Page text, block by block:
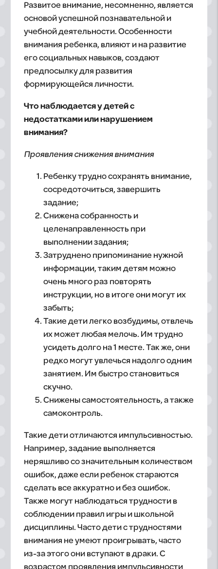
Развитое внимание, несомненно, является
основой успешной познавательной и
учебной деятельности. Особенности
внимания ребенка, влияют и на развитие
его социальных навыков, создают
предпосылку для развития
формирующейся личности.
Что наблюдается у детей с
недостатками или нарушением
внимания?
Проявления снижения внимания
Ребенку трудно сохранять внимание,
сосредоточиться, завершить
задание;
Снижена собранность и
целенаправленность при
выполнении задания;
Затруднено припоминание нужной
информации, таким детям можно
очень много раз повторять
инструкции, но в итоге они могут их
забыть;
Такие дети легко возбудимы, отвлечь
их может любая мелочь. Им трудно
усидеть долго на 1 месте. Так же, они
редко могут увлечься надолго одним
занятием. Им быстро становиться
скучно.
Снижены самостоятельность, а также
самоконтроль.
Такие дети отличаются импульсивностью.
Например, задание выполняется
неряшливо со значительным количеством
ошибок, даже если ребенок стараются
сделать все аккуратно и без ошибок.
Также могут наблюдаться трудности в
соблюдении правил игры и школьной
дисциплины. Часто дети с трудностями
внимания не умеют проигрывать, часто
из-за этого они вступают в драки. С